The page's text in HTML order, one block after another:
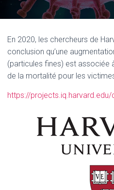
En 2020, les chercheurs de
conclusion qu’une
(particules fines) est associée
de la mortalité pour les
https://